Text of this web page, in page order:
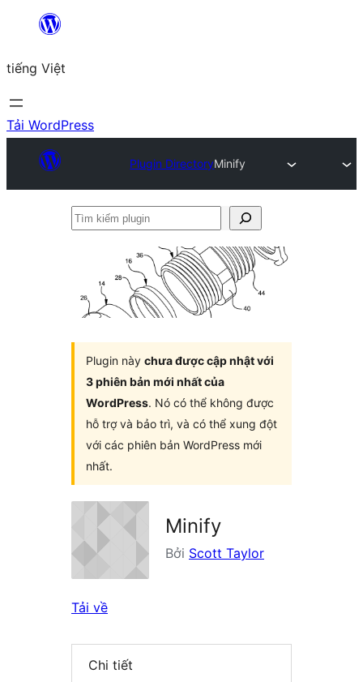
Chuyển
phần
nội
dung
tiếng Việt
Tải WordPress
Plugin DirectoryMinify
Tìm
Plugin này chưa được cập nhật với
3 phiên bản mới nhất của
WordPress. Nó có thể không được
hỗ trợ và bảo trì, và có thể xung đột
với các phiên bản WordPress mới
nhất.
Minify
Bởi Scott Taylor
Tải về
Chi tiết